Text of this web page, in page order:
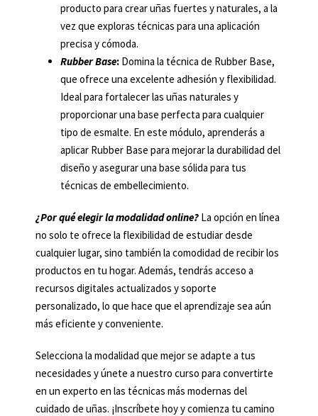
producto para crear uñas fuertes y naturales, a la
vez que exploras técnicas para una aplicación
precisa y cómoda.
Rubber Base: Domina la técnica de Rubber Base,
que ofrece una excelente adhesión y flexibilidad.
Ideal para fortalecer las uñas naturales y
proporcionar una base perfecta para cualquier
tipo de esmalte. En este módulo, aprenderás a
aplicar Rubber Base para mejorar la durabilidad del
diseño y asegurar una base sólida para tus
técnicas de embellecimiento.
¿Por qué elegir la modalidad online? La opción en línea
no solo te ofrece la flexibilidad de estudiar desde
cualquier lugar, sino también la comodidad de recibir los
productos en tu hogar. Además, tendrás acceso a
recursos digitales actualizados y soporte
personalizado, lo que hace que el aprendizaje sea aún
más eficiente y conveniente.
Selecciona la modalidad que mejor se adapte a tus
necesidades y únete a nuestro curso para convertirte
en un experto en las técnicas más modernas del
cuidado de uñas. ¡Inscríbete hoy y comienza tu camino